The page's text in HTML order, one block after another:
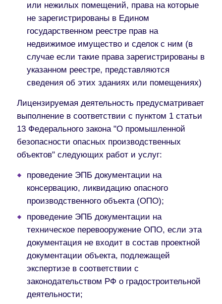
или нежилых помещений, права на которые
не зарегистрированы в Едином
государственном реестре прав на
недвижимое имущество и сделок с ним (в
случае если такие права зарегистрированы в
указанном реестре, представляются
сведения об этих зданиях или помещениях)
Лицензируемая деятельность предусматривает
выполнение в соответствии с пунктом 1 статьи
13 Федерального закона "О промышленной
безопасности опасных производственных
объектов" следующих работ и услуг:
проведение ЭПБ документации на
консервацию, ликвидацию опасного
производственного объекта (ОПО);
проведение ЭПБ документации на
техническое перевооружение ОПО, если эта
документация не входит в состав проектной
документации объекта, подлежащей
экспертизе в соответствии с
законодательством РФ о градостроительной
деятельности;